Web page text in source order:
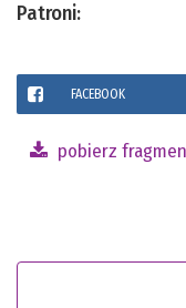
Patroni:
FACEBOOK
pobierz